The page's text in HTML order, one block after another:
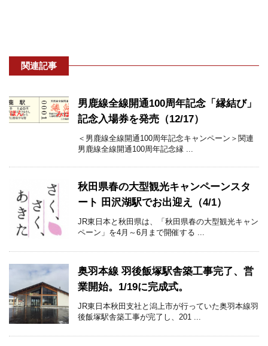
関連記事
男鹿線全線開通100周年記念「縁結び」
記念入場券を発売（12/17）
＜男鹿線全線開通100周年記念キャンペーン＞関連
男鹿線全線開通100周年記念縁 ...
秋田県春の大型観光キャンペーンスタ
ート 田沢湖駅でお出迎え（4/1）
JR東日本と秋田県は、「秋田県春の大型観光キャン
ペーン」を4月～6月まで開催する ...
奥羽本線 羽後飯塚駅舎築工事完了、営
業開始。1/19に完成式。
JR東日本秋田支社と潟上市が行っていた奥羽本線羽
後飯塚駅舎築工事が完了し、201 ...